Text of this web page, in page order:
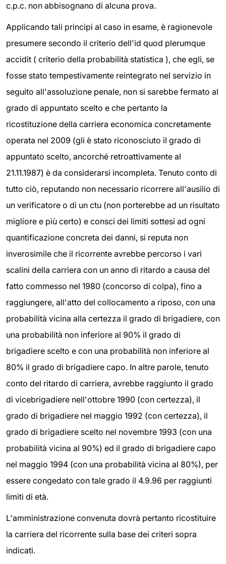
c.p.c. non abbisognano di alcuna prova.
Applicando tali principi al caso in esame, è ragionevole
presumere secondo il criterio dell'id quod plerumque
accidit ( criterio della probabilità statistica ), che egli, se
fosse stato tempestivamente reintegrato nel servizio in
seguito all'assoluzione penale, non si sarebbe fermato al
grado di appuntato scelto e che pertanto la
ricostituzione della carriera economica concretamente
operata nel 2009 (gli è stato riconosciuto il grado di
appuntato scelto, ancorché retroattivamente al
21.11.1987) è da considerarsi incompleta. Tenuto conto di
tutto ciò, reputando non necessario ricorrere all'ausilio di
un verificatore o di un ctu (non porterebbe ad un risultato
migliore e più certo) e consci dei limiti sottesi ad ogni
quantificazione concreta dei danni, si reputa non
inverosimile che il ricorrente avrebbe percorso i vari
scalini della carriera con un anno di ritardo a causa del
fatto commesso nel 1980 (concorso di colpa), fino a
raggiungere, all'atto del collocamento a riposo, con una
probabilità vicina alla certezza il grado di brigadiere, con
una probabilità non inferiore al 90% il grado di
brigadiere scelto e con una probabilità non inferiore al
80% il grado di brigadiere capo. In altre parole, tenuto
conto del ritardo di carriera, avrebbe raggiunto il grado
di vicebrigadiere nell'ottobre 1990 (con certezza), il
grado di brigadiere nel maggio 1992 (con certezza), il
grado di brigadiere scelto nel novembre 1993 (con una
probabilità vicina al 90%) ed il grado di brigadiere capo
nel maggio 1994 (con una probabilità vicina al 80%), per
essere congedato con tale grado il 4.9.96 per raggiunti
limiti di età.
L'amministrazione convenuta dovrà pertanto ricostituire
la carriera del ricorrente sulla base dei criteri sopra
indicati.